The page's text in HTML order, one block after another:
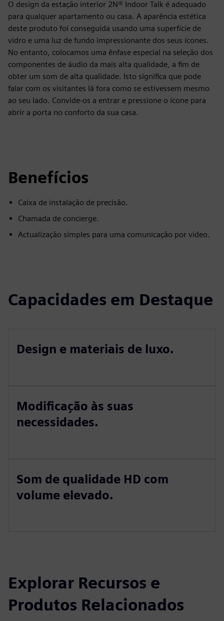
O design da estação interior 2N® Indoor Talk é adequado
para qualquer apartamento ou casa. A aparência estética
deste produto foi conseguida usando uma superfície de
vidro e uma luz de fundo impressionante dos seus ícones.
No entanto, colocamos uma ênfase especial na seleção dos
componentes de áudio da mais alta qualidade, a fim de
obter um som de alta qualidade. Isto significa que pode
falar com os visitantes lá fora como se estivessem mesmo
ao seu lado. Convide-os a entrar e pressione o ícone para
abrir a porta no conforto da sua casa.
Benefícios
Caixa de instalação de precisão.
Chamada de concierge.
Actualização simples para uma comunicação por vídeo.
Capacidades em Destaque
Design e materiais de luxo.
Modificação às suas
necessidades.
Som de qualidade HD com
volume elevado.
Explorar Recursos e
Produtos Relacionados